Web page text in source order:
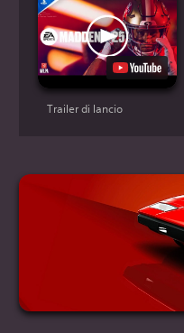
Trailer di lancio